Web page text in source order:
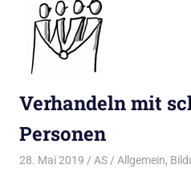
Verhandeln mit
Personen
28. Mai 2019 AS Allgemein,